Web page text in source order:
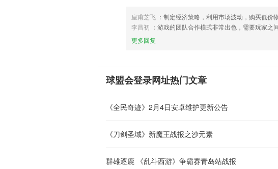
皇甫芝飞 ：制定经济策略，利用市场波动，购买低价
李昌初 ：游戏的团队合作模式非常出色，需要玩家之
更多回复
球盟会登录网址热门文章
《全民奇迹》2月4日安卓维护更新公告
《刀剑圣域》新魔王战报之沙元素
群雄逐鹿 《乱斗西游》争霸赛青岛站战报